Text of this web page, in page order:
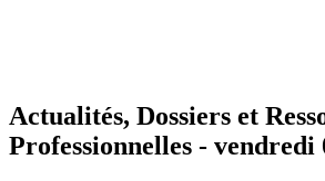
Actualités, Dossiers et
Professionnelles - vendredi